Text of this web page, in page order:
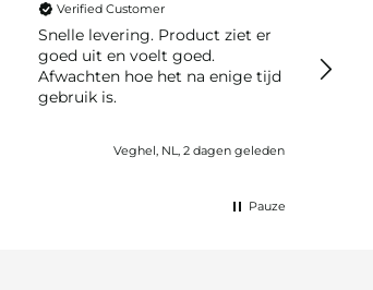
Verified Customer
Snelle levering. Product ziet er
goed uit en voelt goed.
Afwachten hoe het na enige tijd
gebruik is.
Veghel, NL, 2 dagen geleden
Pauze